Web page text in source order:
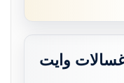
غسالات وايت